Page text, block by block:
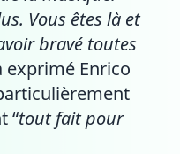
Vous êtes là et
bravé toutes
exprimé Enrico
“tout fait pour